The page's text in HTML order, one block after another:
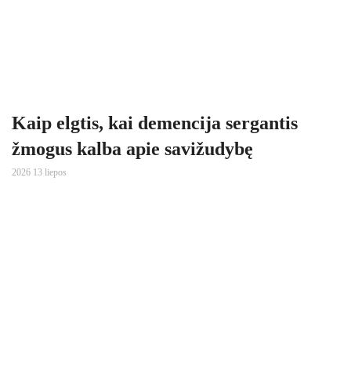
Kaip elgtis, kai demencija sergantis
žmogus kalba apie savižudybę
2026 13 liepos